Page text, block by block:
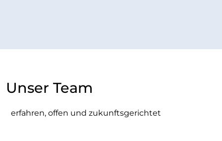
Unser Team
erfahren, offen und zukunftsgerichtet